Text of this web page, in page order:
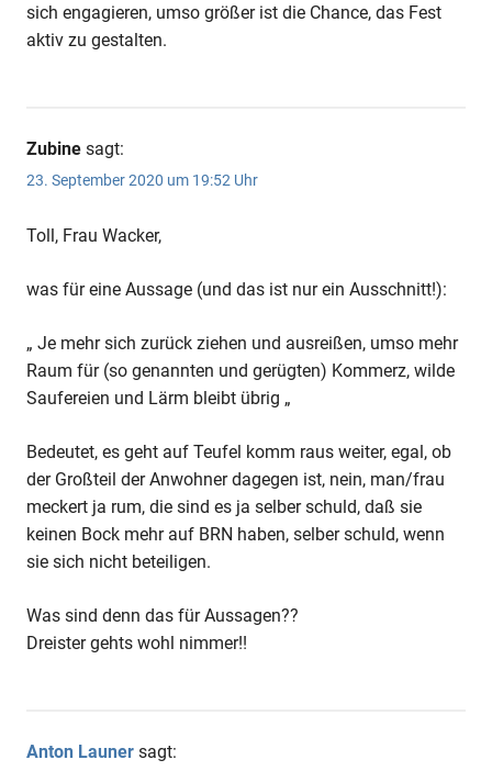
sich engagieren, umso größer ist die Chance, das Fest
aktiv zu gestalten.
Zubine sagt:
23. September 2020 um 19:52 Uhr
Toll, Frau Wacker,
was für eine Aussage (und das ist nur ein Ausschnitt!):
„ Je mehr sich zurück ziehen und ausreißen, umso mehr
Raum für (so genannten und gerügten) Kommerz, wilde
Saufereien und Lärm bleibt übrig „
Bedeutet, es geht auf Teufel komm raus weiter, egal, ob
der Großteil der Anwohner dagegen ist, nein, man/frau
meckert ja rum, die sind es ja selber schuld, daß sie
keinen Bock mehr auf BRN haben, selber schuld, wenn
sie sich nicht beteiligen.
Was sind denn das für Aussagen??
Dreister gehts wohl nimmer!!
Anton Launer sagt: